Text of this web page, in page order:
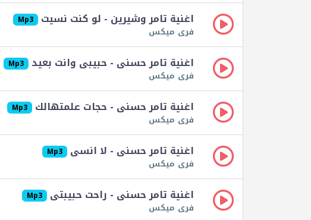
اغنية تامر وشيرين - لو كنت نسيت Mp3
فرى ميكس
اغنية تامر حسنى - حبيبى وانت بعيد Mp3
فرى ميكس
اغنية تامر حسنى - حجات علمتهالك Mp3
فرى ميكس
اغنية تامر حسنى - لا انسى Mp3
فرى ميكس
اغنية تامر حسنى - راحت حبيبتى Mp3
فرى ميكس